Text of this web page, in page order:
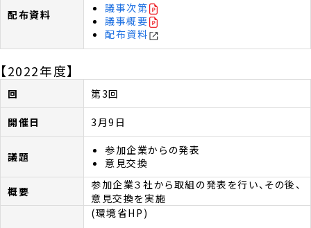
議事次第
議事概要
配布資料
【2022年度】
第3回
3月9日
参加企業からの発表
意見交換
参加企業３社から取組の発表を行い、その後、
意見交換を実施
(環境省HP)